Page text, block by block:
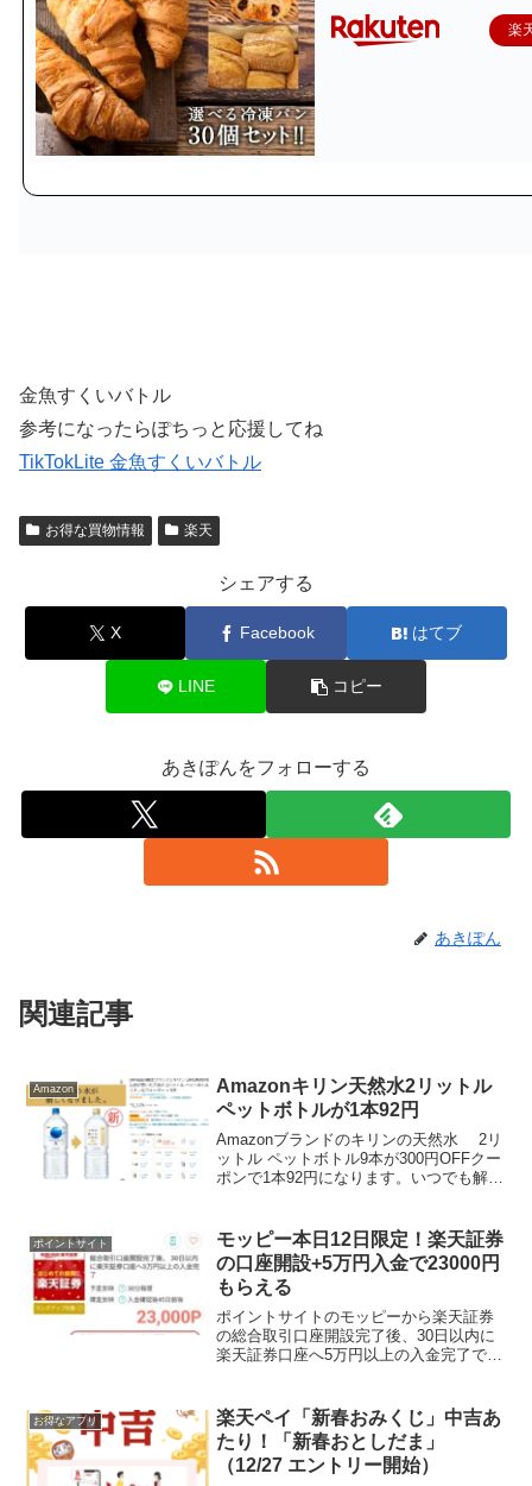
楽
金魚すくいバトル
参考になったらぽちっと応援してね
TikTokLite 金魚すくいバトル
お得な買物情報 楽天
シェアする
X Facebook はてブ
LINE コピー
あきぽんをフォローする
あきぽん
関連記事
Amazon
Amazonキリン天然水2リットル
ペットボトルが1本92円
Amazonブランドのキリンの天然水 2リ
ットル ペットボトル9本が300円OFFクー
ポンで1本92円になります。いつでも解約
トル ペットボトル ミネラル...
ポイントサイト
モッピー本日12日限定！楽天証券
の口座開設+5万円入金で23000円
もらえる
ポイントサイトのモッピーから楽天証券
の総合取引口座開設完了後、30日以内に
楽天証券口座へ5万円以上の入金完了で
す！23000pは過去最高！5万円入金すれ
ば、買付...
お得なアプリ
楽天ペイ「新春おみくじ」中吉あ
たり！「新春おとしだま」
（12/27 エントリー開始）